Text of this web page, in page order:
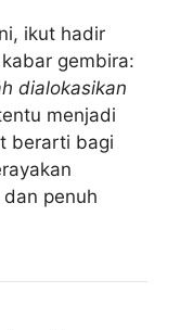
ikut hadir
gembira:
dialokasikan
menjadi
berarti bagi
penuh